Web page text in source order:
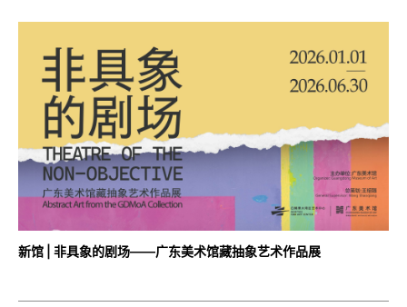
新馆 | 非具象的剧场——广东美术馆藏抽象艺术作品展